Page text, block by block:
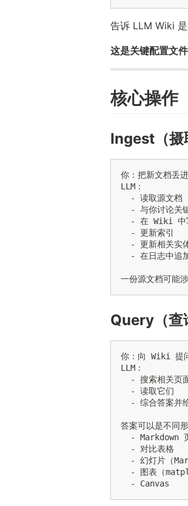
告诉 LLM Wiki
这是关键配置文件
核心操作
Ingest（摄
你：把新文档丢
LLM：
  - 读取源文档
- 与你讨论关
- 在 Wiki 中
  - 更新索引
- 更新相关实
- 在日志中追
Query（查
你：向 Wiki 提
LLM：
- 搜索相关页
  - 读取它们
- 综合答案并
答案可以是不同形
- Markdown
  - 对比表格
- 幻灯片（
- 图表（